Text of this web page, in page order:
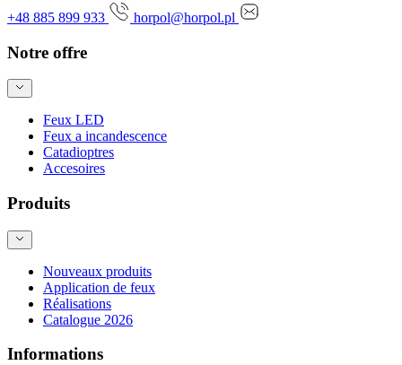
+48 885 899 933 horpol@horpol.pl
Notre offre
Feux LED
Feux a incandescence
Catadioptres
Accesoires
Produits
Nouveaux produits
Application de feux
Réalisations
Catalogue 2026
Informations